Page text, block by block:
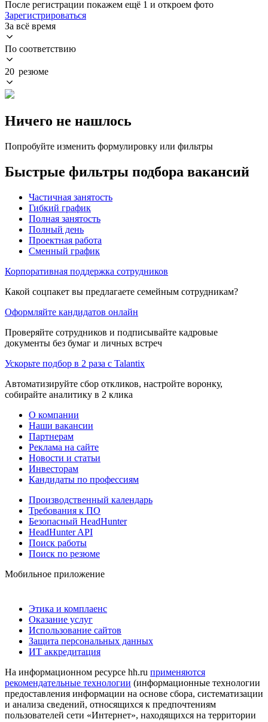
После регистрации покажем ещё 1 и откроем фото
Зарегистрироваться
За всё время
По соответствию
20 резюме
Ничего не нашлось
Попробуйте изменить формулировку или фильтры
Быстрые фильтры подбора вакансий
Частичная занятость
Гибкий график
Полная занятость
Полный день
Проектная работа
Сменный график
Корпоративная поддержка сотрудников
Какой соцпакет вы предлагаете семейным сотрудникам?
Оформляйте кандидатов онлайн
Проверяйте сотрудников и подписывайте кадровые
документы без бумаг и личных встреч
Ускорьте подбор в 2 раза с Talantix
Автоматизируйте сбор откликов, настройте воронку,
собирайте аналитику в 2 клика
О компании
Наши вакансии
Партнерам
Реклама на сайте
Новости и статьи
Инвесторам
Кандидаты по профессиям
Производственный календарь
Требования к ПО
Безопасный HeadHunter
HeadHunter API
Поиск работы
Поиск по резюме
Мобильное приложение
Этика и комплаенс
Оказание услуг
Использование сайтов
Защита персональных данных
ИТ аккредитация
На информационном ресурсе hh.ru применяются
рекомендательные технологии (информационные технологии
предоставления информации на основе сбора, систематизации
и анализа сведений, относящихся к предпочтениям
пользователей сети «Интернет», находящихся на территории